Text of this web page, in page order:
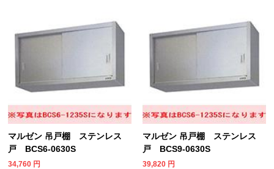
マルゼン 吊戸棚 ステンレス
戸 BCS6-0630S
34,760 円
マルゼン 吊戸棚 ステンレス
戸 BCS9-0630S
39,820 円